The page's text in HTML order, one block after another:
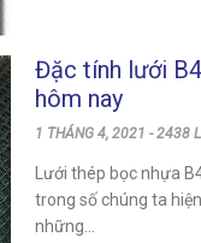
Đặc tính lưới
hôm nay
1 THÁNG 4, 2021 - 2438
Lưới thép bọc nhựa
trong số chúng ta
những...